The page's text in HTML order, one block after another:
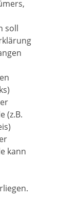
soll
(z.B.
kann